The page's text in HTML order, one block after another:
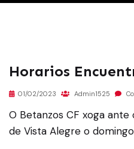
Horarios
01/02/2023 Admin1525
O Betanzos CF xoga
de Vista Alegre o domingo